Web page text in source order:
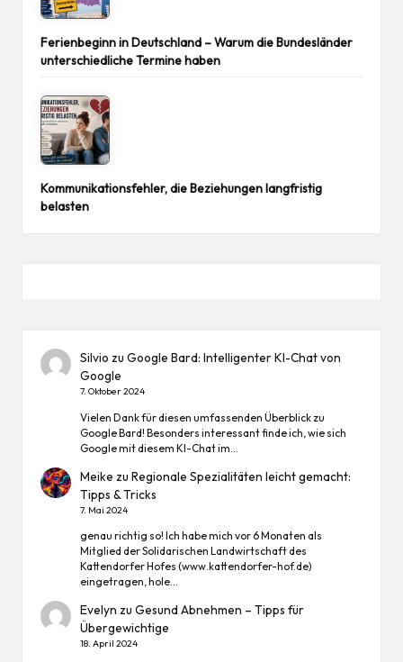
Ferienbeginn in Deutschland – Warum die Bundesländer
unterschiedliche Termine haben
Kommunikationsfehler, die Beziehungen langfristig
belasten
Silvio zuGoogle Bard: Intelligenter KI-Chat von
Google
7. Oktober 2024
Vielen Dank für diesen umfassenden Überblick zu
Google Bard! Besonders interessant finde ich, wie sich
Google mit diesem KI-Chat im…
Meike zuRegionale Spezialitäten leicht gemacht:
Tipps & Tricks
7. Mai 2024
genau richtig so! Ich habe mich vor 6 Monaten als
Mitglied der Solidarischen Landwirtschaft des
Kattendorfer Hofes (www.kattendorfer-hof.de)
eingetragen, hole…
Evelyn zuGesund Abnehmen – Tipps für
Übergewichtige
18. April 2024